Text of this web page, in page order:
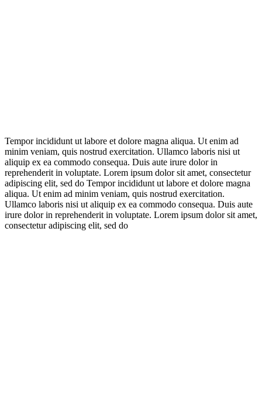
Tempor incididunt ut labore et dolore magna aliqua. Ut enim ad
minim veniam, quis nostrud exercitation. Ullamco laboris nisi ut
aliquip ex ea commodo consequa. Duis aute irure dolor in
reprehenderit in voluptate. Lorem ipsum dolor sit amet, consectetur
adipiscing elit, sed do Tempor incididunt ut labore et dolore magna
aliqua. Ut enim ad minim veniam, quis nostrud exercitation.
Ullamco laboris nisi ut aliquip ex ea commodo consequa. Duis aute
irure dolor in reprehenderit in voluptate. Lorem ipsum dolor sit amet,
consectetur adipiscing elit, sed do